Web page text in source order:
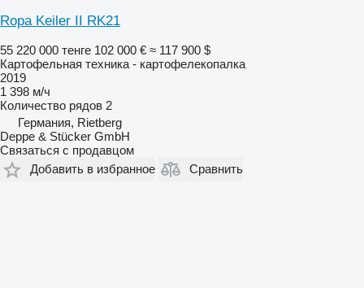
Ropa Keiler II RK21
55 220 000 тенге 102 000 € ≈ 117 900 $
Картофельная техника - картофелекопалка
2019
1 398 м/ч
Количество рядов 2
Германия, Rietberg
Deppe & Stücker GmbH
Связаться с продавцом
Добавить в избранное
Сравнить